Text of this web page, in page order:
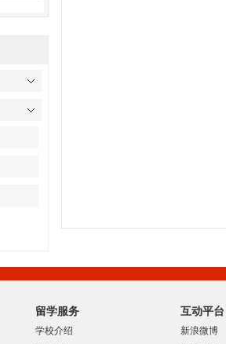
留学服务
学校介绍
互动平台
新浪微博